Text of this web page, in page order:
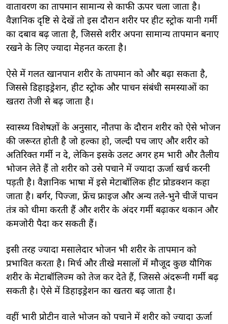
वातावरण का तापमान सामान्य से काफी ऊपर चला जाता है।
वैज्ञानिक दृष्टि से देखें तो इस दौरान शरीर पर हीट स्ट्रोक यानी गर्मी
का दबाव बढ़ जाता है, जिससे शरीर अपना सामान्य तापमान बनाए
रखने के लिए ज्यादा मेहनत करता है।
ऐसे में गलत खानपान शरीर के तापमान को और बढ़ा सकता है,
जिससे डिहाइड्रेशन, हीट स्ट्रोक और पाचन संबंधी समस्याओं का
खतरा तेजी से बढ़ जाता है।
स्वास्थ्य विशेषज्ञों के अनुसार, नौतपा के दौरान शरीर को ऐसे भोजन
की जरूरत होती है जो हल्का हो, जल्दी पच जाए और शरीर को
अतिरिक्त गर्मी न दे, लेकिन इसके उलट अगर हम भारी और तैलीय
भोजन लेते हैं तो शरीर को उसे पचाने में ज्यादा ऊर्जा खर्च करनी
पड़ती है। वैज्ञानिक भाषा में इसे मेटाबॉलिक हीट प्रोडक्शन कहा
जाता है। बर्गर, पिज्जा, फ्रेंच फ्राइज और अन्य तले-भुने चीजें पाचन
तंत्र को धीमा करती हैं और शरीर के अंदर गर्मी बढ़ाकर थकान और
कमजोरी पैदा कर सकती हैं।
इसी तरह ज्यादा मसालेदार भोजन भी शरीर के तापमान को
प्रभावित करता है। मिर्च और तीखे मसालों में मौजूद कुछ यौगिक
शरीर के मेटाबॉलिज्म को तेज कर देते हैं, जिससे अंदरूनी गर्मी बढ़
सकती है। ऐसे में डिहाइड्रेशन का खतरा बढ़ जाता है।
वहीं भारी प्रोटीन वाले भोजन को पचाने में शरीर को ज्यादा ऊर्जा